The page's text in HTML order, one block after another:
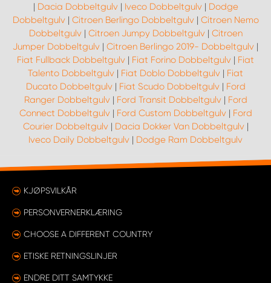
| Dacia Dobbeltgulv| Iveco Dobbeltgulv| Dodge
Dobbeltgulv| Citroen Berlingo Dobbeltgulv| Citroen Nemo
Dobbeltgulv| Citroen Jumpy Dobbeltgulv| Citroen
Jumper Dobbeltgulv | Citroen Berlingo 2019- Dobbeltgulv |
Fiat Fullback Dobbeltgulv | Fiat Forino Dobbeltgulv | Fiat
Talento Dobbeltgulv | Fiat Doblo Dobbeltgulv | Fiat
Ducato Dobbeltgulv| Fiat Scudo Dobbeltgulv| Ford
Ranger Dobbeltgulv| Ford Transit Dobbeltgulv| Ford
Connect Dobbeltgulv| Ford Custom Dobbeltgulv| Ford
Courier Dobbeltgulv| Dacia Dokker Van Dobbeltgulv|
Iveco Daily Dobbeltgulv | Dodge Ram Dobbeltgulv
KJØPSVILKÅR
PERSONVERNERKLÆRING
CHOOSE A DIFFERENT COUNTRY
ETISKE RETNINGSLINJER
ENDRE DITT SAMTYKKE